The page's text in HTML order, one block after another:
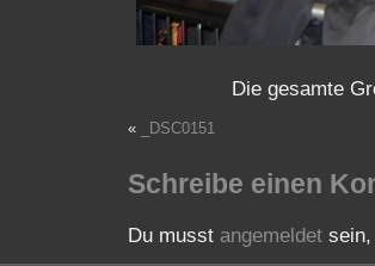
Die gesamte
« _DSC0151
Schreibe einen
Du musst angemeldet